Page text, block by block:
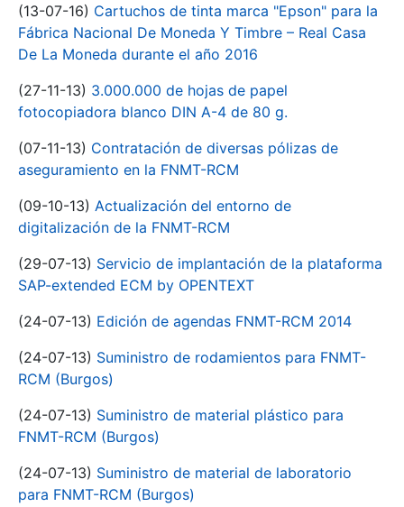
(13-07-16) Cartuchos de tinta marca "Epson" para la
Fábrica Nacional De Moneda Y Timbre – Real Casa
De La Moneda durante el año 2016
(27-11-13) 3.000.000 de hojas de papel
fotocopiadora blanco DIN A-4 de 80 g.
(07-11-13) Contratación de diversas pólizas de
aseguramiento en la FNMT-RCM
(09-10-13) Actualización del entorno de
digitalización de la FNMT-RCM
(29-07-13) Servicio de implantación de la plataforma
SAP-extended ECM by OPENTEXT
(24-07-13) Edición de agendas FNMT-RCM 2014
(24-07-13) Suministro de rodamientos para FNMT-
RCM (Burgos)
(24-07-13) Suministro de material plástico para
FNMT-RCM (Burgos)
(24-07-13) Suministro de material de laboratorio
para FNMT-RCM (Burgos)